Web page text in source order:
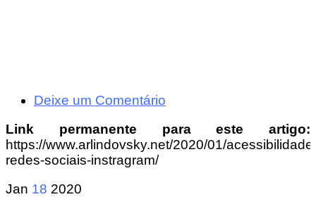
Deixe um Comentário
Link permanente para este artigo:
https://www.arlindovsky.net/2020/01/
redes-sociais-instragram/
Jan 18 2020